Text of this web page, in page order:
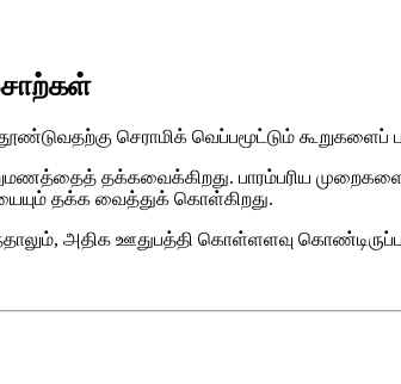
செராமிக் வெப்பமூட்டும் கூறுகளைப்
தக்கவைக்கிறது. பாரம்பரிய முறைகளை
தக்க வைத்துக் கொள்கிறது.
அதிக ஊதுபத்தி கொள்ளளவு